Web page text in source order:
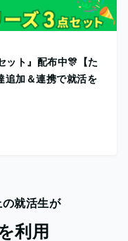
ット』配布中🎊【た
追加＆連携で就活を
就活生が
利用